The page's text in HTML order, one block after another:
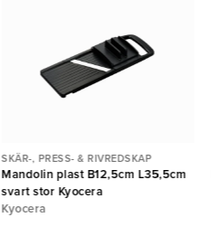
SKÄR-, PRESS- & RIVREDSKAP
Mandolin plast B12,5cm L35,5cm
svart stor Kyocera
Kyocera